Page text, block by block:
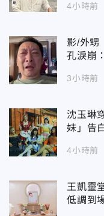
4小時前
影/外甥
孔淚崩
3小時前
沈玉琳
妹」告
4小時前
王凱靈
低調到